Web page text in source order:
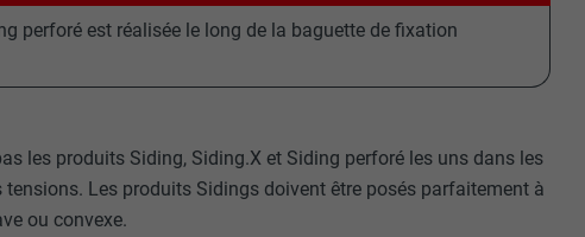
perforé est réalisée le long de la baguette de fixation
les produits Siding, Siding.X et Siding perforé les uns dans les
Les produits Sidings doivent être posés parfaitement à
ou convexe.